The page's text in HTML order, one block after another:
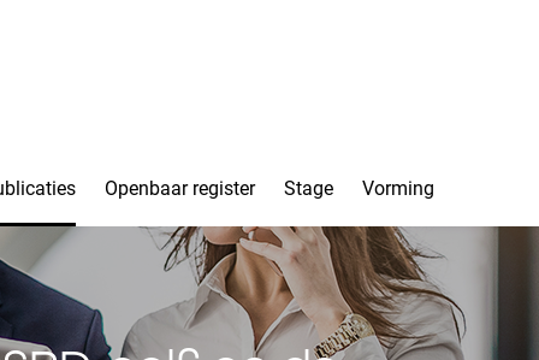
Openbaar register Stage Vorming